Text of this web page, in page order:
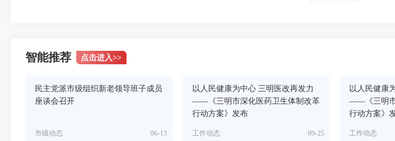
智能推荐 点击进入>>
民主党派市级组织新老领导班子成员
座谈会召开
06-13
市级动态
以人民健康为中心 三明医改再发力
——《三明市深化医药卫生体制改革
行动方案》发布
09-25
工作动态
以人民健康
——《三明市
行动方案》
工作动态